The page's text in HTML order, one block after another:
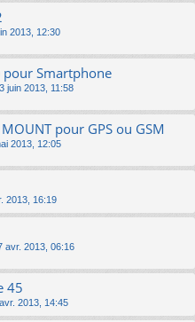
2013, 12:30
pour Smartphone
juin 2013, 11:58
pour GPS ou GSM
2013, 12:05
2013, 16:19
avr. 2013, 06:16
45
2013, 14:45